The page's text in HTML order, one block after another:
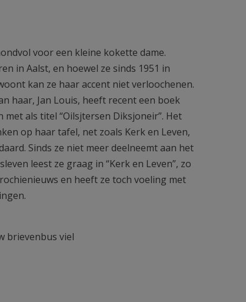
voor een kleine kokette dame.
in Aalst, en hoewel ze sinds 1951 in
kan ze haar accent niet verloochenen.
haar, Jan Louis, heeft recent een boek
met als titel “Oilsjtersen Diksjoneir”. Het
op haar tafel, net zoals Kerk en Leven,
Sinds ze niet meer deelneemt aan het
leest ze graag in “Kerk en Leven”, zo
en heeft ze toch voeling met
brievenbus viel